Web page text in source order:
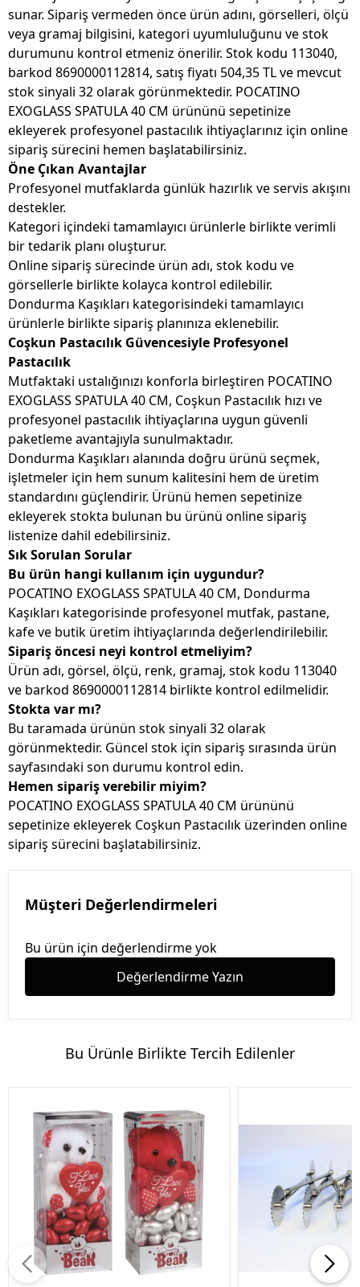
sunar. Sipariş vermeden önce ürün adını, görselleri, ölçü
veya gramaj bilgisini, kategori uyumluluğunu ve stok
durumunu kontrol etmeniz önerilir. Stok kodu 113040,
barkod 8690000112814, satış fiyatı 504,35 TL ve mevcut
stok sinyali 32 olarak görünmektedir. POCATINO
EXOGLASS SPATULA 40 CM ürününü sepetinize
ekleyerek profesyonel pastacılık ihtiyaçlarınız için online
sipariş sürecini hemen başlatabilirsiniz.
Öne Çıkan Avantajlar
Profesyonel mutfaklarda günlük hazırlık ve servis akışını
destekler.
Kategori içindeki tamamlayıcı ürünlerle birlikte verimli
bir tedarik planı oluşturur.
Online sipariş sürecinde ürün adı, stok kodu ve
görsellerle birlikte kolayca kontrol edilebilir.
Dondurma Kaşıkları kategorisindeki tamamlayıcı
ürünlerle birlikte sipariş planınıza eklenebilir.
Coşkun Pastacılık Güvencesiyle Profesyonel
Pastacılık
Mutfaktaki ustalığınızı konforla birleştiren POCATINO
EXOGLASS SPATULA 40 CM, Coşkun Pastacılık hızı ve
profesyonel pastacılık ihtiyaçlarına uygun güvenli
paketleme avantajıyla sunulmaktadır.
Dondurma Kaşıkları alanında doğru ürünü seçmek,
işletmeler için hem sunum kalitesini hem de üretim
standardını güçlendirir. Ürünü hemen sepetinize
ekleyerek stokta bulunan bu ürünü online sipariş
listenize dahil edebilirsiniz.
Sık Sorulan Sorular
Bu ürün hangi kullanım için uygundur?
POCATINO EXOGLASS SPATULA 40 CM, Dondurma
Kaşıkları kategorisinde profesyonel mutfak, pastane,
kafe ve butik üretim ihtiyaçlarında değerlendirilebilir.
Sipariş öncesi neyi kontrol etmeliyim?
Ürün adı, görsel, ölçü, renk, gramaj, stok kodu 113040
ve barkod 8690000112814 birlikte kontrol edilmelidir.
Stokta var mı?
Bu taramada ürünün stok sinyali 32 olarak
görünmektedir. Güncel stok için sipariş sırasında ürün
sayfasındaki son durumu kontrol edin.
Hemen sipariş verebilir miyim?
POCATINO EXOGLASS SPATULA 40 CM ürününü
sepetinize ekleyerek Coşkun Pastacılık üzerinden online
sipariş sürecini başlatabilirsiniz.
Müşteri Değerlendirmeleri
Bu ürün için değerlendirme yok
Değerlendirme Yazın
Bu Ürünle Birlikte Tercih Edilenler